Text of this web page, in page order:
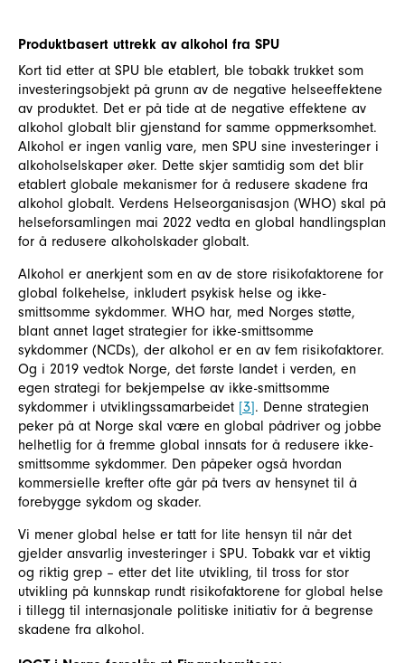
Produktbasert uttrekk av alkohol fra SPU
Kort tid etter at SPU ble etablert, ble tobakk trukket som
investeringsobjekt på grunn av de negative helseeffektene
av produktet. Det er på tide at de negative effektene av
alkohol globalt blir gjenstand for samme oppmerksomhet.
Alkohol er ingen vanlig vare, men SPU sine investeringer i
alkoholselskaper øker. Dette skjer samtidig som det blir
etablert globale mekanismer for å redusere skadene fra
alkohol globalt. Verdens Helseorganisasjon (WHO) skal på
helseforsamlingen mai 2022 vedta en global handlingsplan
for å redusere alkoholskader globalt.
Alkohol er anerkjent som en av de store risikofaktorene for
global folkehelse, inkludert psykisk helse og ikke-
smittsomme sykdommer. WHO har, med Norges støtte,
blant annet laget strategier for ikke-smittsomme
sykdommer (NCDs), der alkohol er en av fem risikofaktorer.
Og i 2019 vedtok Norge, det første landet i verden, en
egen strategi for bekjempelse av ikke-smittsomme
sykdommer i utviklingssamarbeidet [3]. Denne strategien
peker på at Norge skal være en global pådriver og jobbe
helhetlig for å fremme global innsats for å redusere ikke-
smittsomme sykdommer. Den påpeker også hvordan
kommersielle krefter ofte går på tvers av hensynet til å
forebygge sykdom og skader.
Vi mener global helse er tatt for lite hensyn til når det
gjelder ansvarlig investeringer i SPU. Tobakk var et viktig
og riktig grep – etter det lite utvikling, til tross for stor
utvikling på kunnskap rundt risikofaktorene for global helse
i tillegg til internasjonale politiske initiativ for å begrense
skadene fra alkohol.